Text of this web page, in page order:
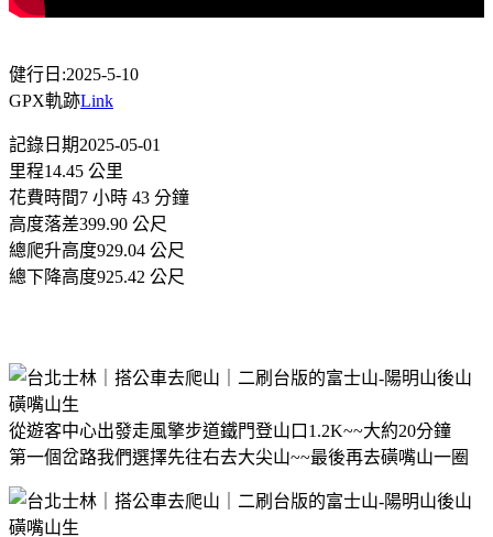
健行日:2025-5-10
GPX軌跡Link
記錄日期2025-05-01
里程14.45 公里
花費時間7 小時 43 分鐘
高度落差399.90 公尺
總爬升高度929.04 公尺
總下降高度925.42 公尺
從遊客中心出發走風擎步道鐵門登山口1.2K~~大約20分鐘
第一個岔路我們選擇先往右去大尖山~~最後再去磺嘴山一圈